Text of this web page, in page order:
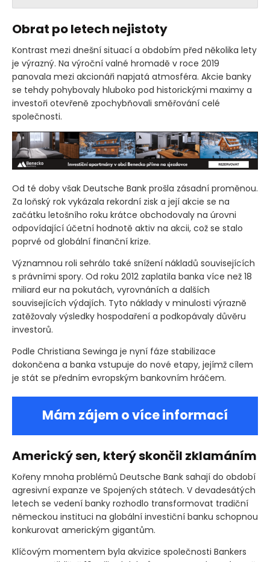
Obrat po letech nejistoty
Kontrast mezi dnešní situací a obdobím před několika lety
je výrazný. Na výroční valné hromadě v roce 2019
panovala mezi akcionáři napjatá atmosféra. Akcie banky
se tehdy pohybovaly hluboko pod historickými maximy a
investoři otevřeně zpochybňovali směřování celé
společnosti.
Od té doby však Deutsche Bank prošla zásadní proměnou.
Za loňský rok vykázala rekordní zisk a její akcie se na
začátku letošního roku krátce obchodovaly na úrovni
odpovídající účetní hodnotě aktiv na akcii, což se stalo
poprvé od globální finanční krize.
Významnou roli sehrálo také snížení nákladů souvisejících
s právními spory. Od roku 2012 zaplatila banka více než 18
miliard eur na pokutách, vyrovnáních a dalších
souvisejících výdajích. Tyto náklady v minulosti výrazně
zatěžovaly výsledky hospodaření a podkopávaly důvěru
investorů.
Podle Christiana Sewinga je nyní fáze stabilizace
dokončena a banka vstupuje do nové etapy, jejímž cílem
je stát se předním evropským bankovním hráčem.
Mám zájem o více informací
Americký sen, který skončil zklamáním
Kořeny mnoha problémů Deutsche Bank sahají do období
agresivní expanze ve Spojených státech. V devadesátých
letech se vedení banky rozhodlo transformovat tradiční
německou instituci na globální investiční banku schopnou
konkurovat americkým gigantům.
Klíčovým momentem byla akvizice společnosti Bankers